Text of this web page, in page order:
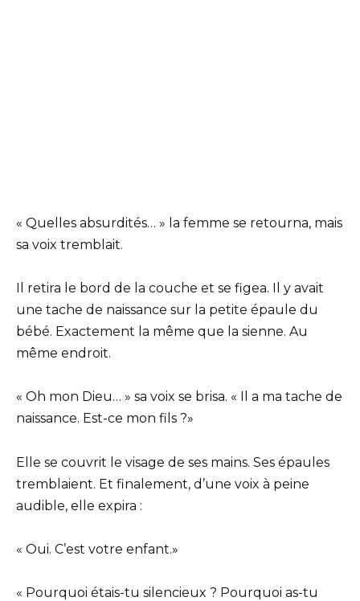
« Quelles absurdités… » la femme se retourna, mais
sa voix tremblait.
Il retira le bord de la couche et se figea. Il y avait
une tache de naissance sur la petite épaule du
bébé. Exactement la même que la sienne. Au
même endroit.
« Oh mon Dieu… » sa voix se brisa. « Il a ma tache de
naissance. Est-ce mon fils ?»
Elle se couvrit le visage de ses mains. Ses épaules
tremblaient. Et finalement, d’une voix à peine
audible, elle expira :
« Oui. C’est votre enfant.»
« Pourquoi étais-tu silencieux ? Pourquoi as-tu